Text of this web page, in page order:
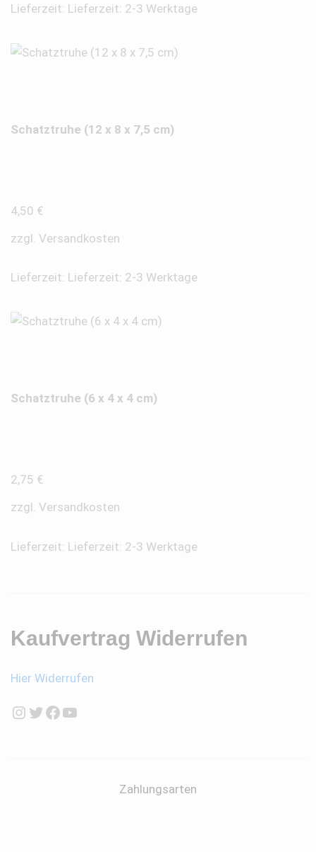
Lieferzeit: Lieferzeit: 2-3 Werktage
Schatztruhe (12 x 8 x 7,5 cm)
4,50 €
zzgl. Versandkosten
Lieferzeit: Lieferzeit: 2-3 Werktage
Schatztruhe (6 x 4 x 4 cm)
2,75 €
zzgl. Versandkosten
Lieferzeit: Lieferzeit: 2-3 Werktage
Kaufvertrag Widerrufen
Hier Widerrufen
Instagram
Twitter
Facebook
YouTube
Zahlungsarten